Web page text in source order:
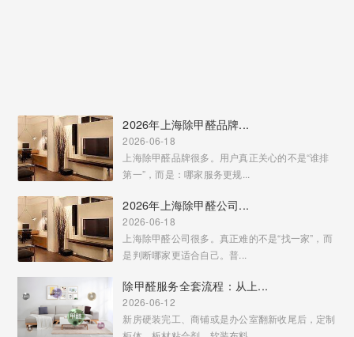
2026年上海除甲醛品牌...
2026-06-18
上海除甲醛品牌很多。用户真正关心的不是“谁排
第一”，而是：哪家服务更规...
2026年上海除甲醛公司...
2026-06-18
上海除甲醛公司很多。真正难的不是“找一家”，而
是判断哪家更适合自己。普...
除甲醛服务全套流程：从上...
2026-06-12
新房硬装完工、商铺或是办公室翻新收尾后，定制